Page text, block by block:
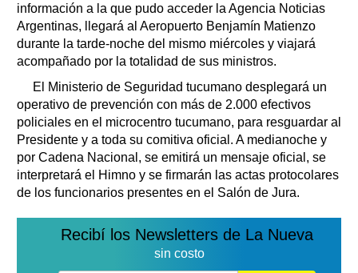
información a la que pudo acceder la Agencia Noticias
Argentinas, llegará al Aeropuerto Benjamín Matienzo
durante la tarde-noche del mismo miércoles y viajará
acompañado por la totalidad de sus ministros.
El Ministerio de Seguridad tucumano desplegará un
operativo de prevención con más de 2.000 efectivos
policiales en el microcentro tucumano, para resguardar al
Presidente y a toda su comitiva oficial. A medianoche y
por Cadena Nacional, se emitirá un mensaje oficial, se
interpretará el Himno y se firmarán las actas protocolares
de los funcionarios presentes en el Salón de Jura.
Recibí los Newsletters de La Nueva
sin costo